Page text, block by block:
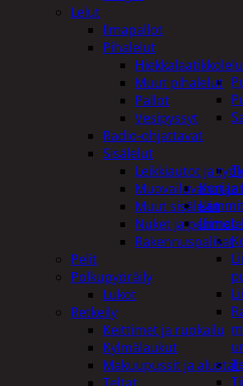
Lelut
Ilmapallot
Pihalelut
Muut pihalelut
Pallot
Vesipyssyt
Radio-ohjattavat
Sisälelut
Leikkiautot ja
Muovailuvahat ja
Muut sisälelut
Nuket ja
Rakennuspalikat
Pelit
Polkupyöräily
Lukot
Retkeily
Keittimet ja ruokailu
Kylmälaukut
Makuupussit ja alustat